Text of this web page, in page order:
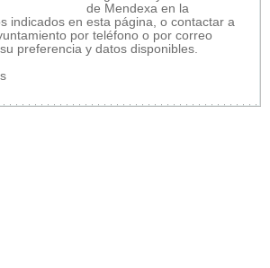
de Mendexa en la
indicados en esta página, o contactar a
por teléfono o por correo
preferencia y datos disponibles.